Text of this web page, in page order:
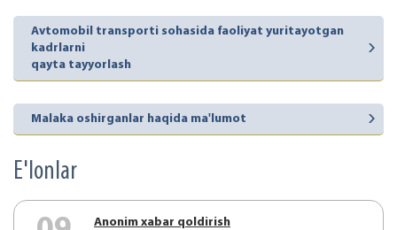
Avtomobil transporti sohasida faoliyat yuritayotgan
kadrlarni
qayta tayyorlash
Malaka oshirganlar haqida ma'lumot
E'lonlar
Аnonim xabar qoldirish